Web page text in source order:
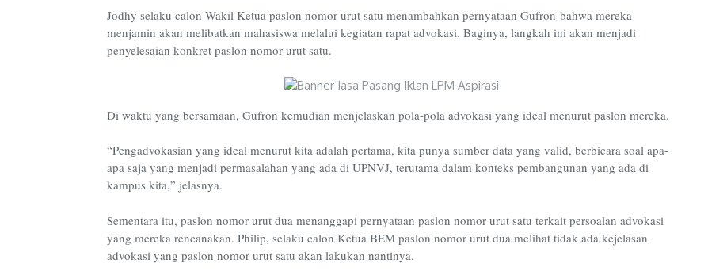
Jodhy selaku calon Wakil Ketua paslon nomor urut satu menambahkan pernyataan Gufron bahwa mereka
menjamin akan melibatkan mahasiswa melalui kegiatan rapat advokasi. Baginya, langkah ini akan menjadi
penyelesaian konkret paslon nomor urut satu.
Di waktu yang bersamaan, Gufron kemudian menjelaskan pola-pola advokasi yang ideal menurut paslon mereka.
“Pengadvokasian yang ideal menurut kita adalah pertama, kita punya sumber data yang valid, berbicara soal apa-
apa saja yang menjadi permasalahan yang ada di UPNVJ, terutama dalam konteks pembangunan yang ada di
kampus kita,” jelasnya.
Sementara itu, paslon nomor urut dua menanggapi pernyataan paslon nomor urut satu terkait persoalan advokasi
yang mereka rencanakan. Philip, selaku calon Ketua BEM paslon nomor urut dua melihat tidak ada kejelasan
advokasi yang paslon nomor urut satu akan lakukan nantinya.